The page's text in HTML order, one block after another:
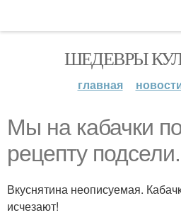
ШЕДЕВРЫ
главная
Мы на кабачки
рецепту подсели.
Вкуснятина неописуемая.
исчезают!